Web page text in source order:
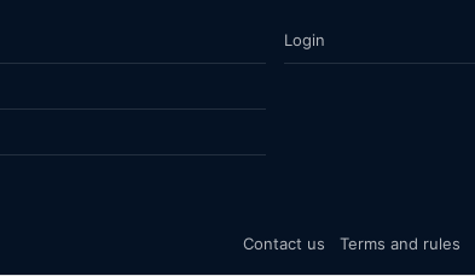
Login
Contact us Terms and rules